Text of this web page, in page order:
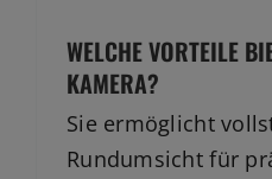
WELCHE VORTEILE
KAMERA?
Sie ermöglicht
Rundumsicht für